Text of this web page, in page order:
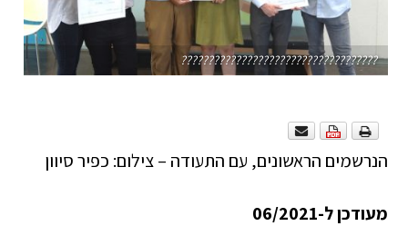
????????????????????????????????????
הנרשמים הראשונים, עם התעודה – צילום: כפיר סיוון
מעודכן ל-06/2021